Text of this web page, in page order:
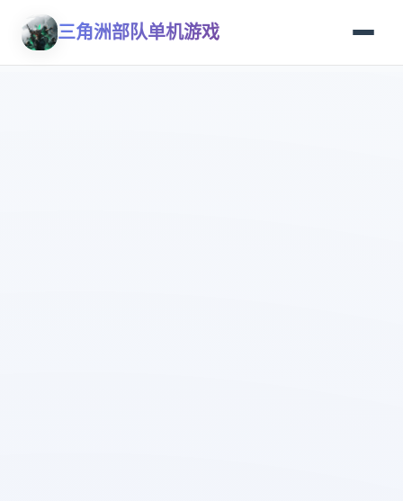
三角洲部队单机游戏